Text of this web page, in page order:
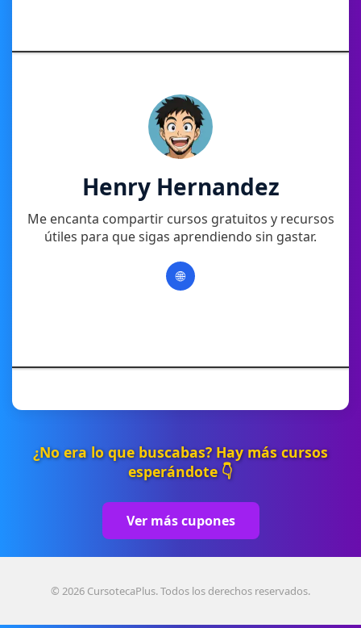
Henry Hernandez
Me encanta compartir cursos gratuitos y recursos
útiles para que sigas aprendiendo sin gastar.
🌐
¿No era lo que buscabas? Hay más cursos
esperándote 👇
Ver más cupones
© 2026 CursotecaPlus. Todos los derechos reservados.